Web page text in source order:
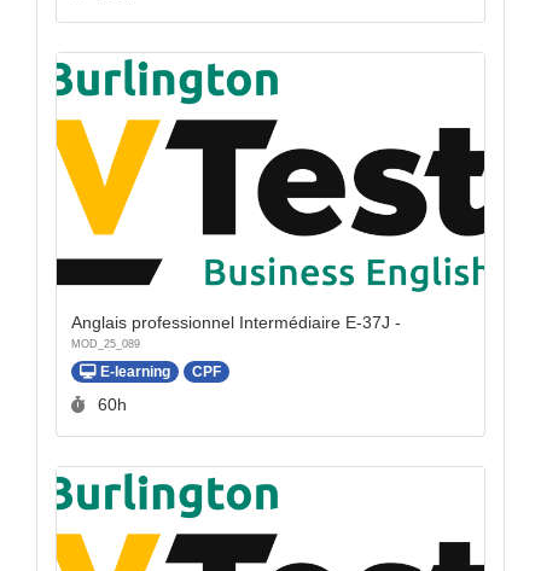
Anglais professionnel Intermédiaire E-37J -
MOD_25_089
E-learning CPF
Durée :
60h